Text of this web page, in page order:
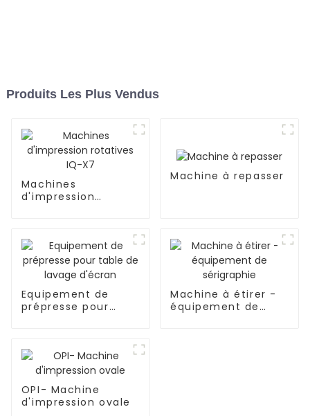
Produits Les Plus Vendus
Machines
d'impression
Machine à repasser
Equipement de
prépresse pour
Machine à étirer -
équipement de
OPI- Machine
d'impression ovale